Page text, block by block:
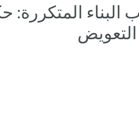
البناء المتكررة: